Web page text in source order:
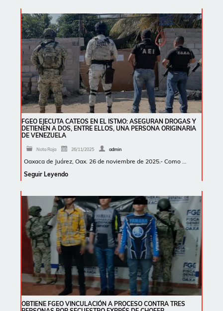
FGEO EJECUTA CATEOS EN EL ISTMO: ASEGURAN DROGAS Y
DETIENEN A DOS, ENTRE ELLOS, UNA PERSONA ORIGINARIA
DE VENEZUELA
Nota Roja 26/11/2025 admin
Oaxaca de Juárez, Oax. 26 de noviembre de 2025.- Como …
Seguir Leyendo
OBTIENE FGEO VINCULACIÓN A PROCESO CONTRA TRES